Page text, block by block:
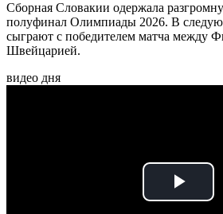
Сборная Словакии одержала
полуфинал Олимпиады 2026. В
сыграют с победителем матча между
Швейцарией.
видео дня
Play